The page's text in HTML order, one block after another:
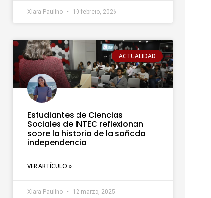
Xiara Paulino 10 febrero, 2026
ACTUALIDAD
Estudiantes de Ciencias
Sociales de INTEC reflexionan
sobre la historia de la soñada
independencia
VER ARTÍCULO »
Xiara Paulino 12 marzo, 2025